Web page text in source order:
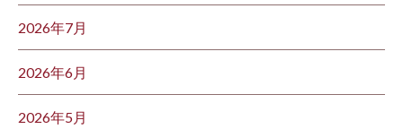
2026年7月
2026年6月
2026年5月